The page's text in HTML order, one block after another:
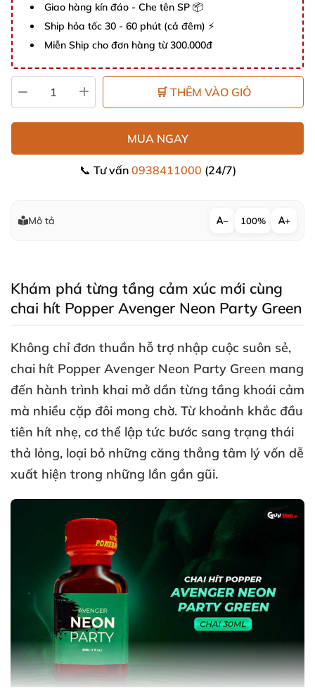
Giao hàng kín đáo - Che tên SP 📦
Ship hỏa tốc 30 - 60 phút (cả đêm) ⚡
Miễn Ship cho đơn hàng từ 300.000đ
🛒 THÊM VÀO GIỎ
MUA NGAY
📞 Tư vấn 0938411000 (24/7)
Mô tả − 100% +
Khám phá từng tầng cảm xúc mới cùng
chai hít Popper Avenger Neon Party Green
Không chỉ đơn thuần hỗ trợ nhập cuộc suôn sẻ,
chai hít Popper Avenger Neon Party Green mang
đến hành trình khai mở dần từng tầng khoái cảm
mà nhiều cặp đôi mong chờ. Từ khoảnh khắc đầu
tiên hít nhẹ, cơ thể lập tức bước sang trạng thái
thả lỏng, loại bỏ những căng thẳng tâm lý vốn dễ
xuất hiện trong những lần gần gũi.